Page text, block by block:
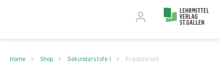
Accesskey Navigation
Footer
zurHome Shop Sekundarstufe I Französisch